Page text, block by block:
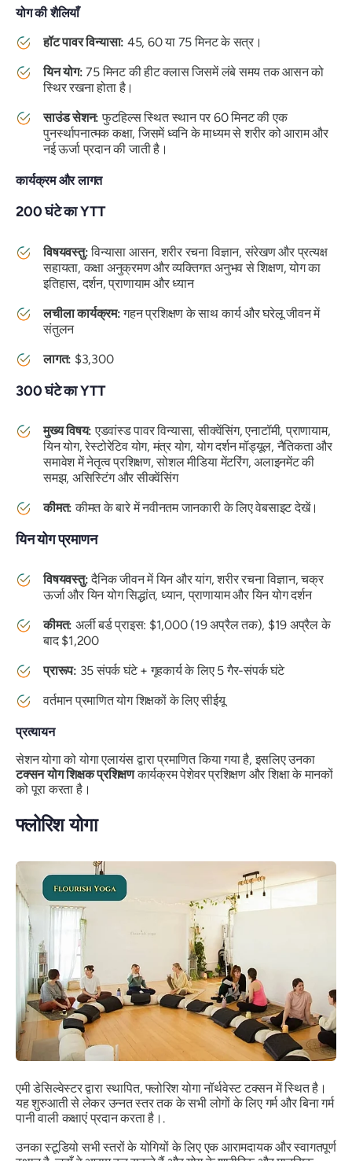
योग की शैलियाँ
हॉट पावर विन्यासा: 45, 60 या 75 मिनट के सत्र।
यिन योग: 75 मिनट की हीट क्लास जिसमें लंबे समय तक आसन को
स्थिर रखना होता है।
साउंड सेशन:फुटहिल्स स्थित स्थान पर 60 मिनट की एक
पुनर्स्थापनात्मक कक्षा, जिसमें ध्वनि के माध्यम से शरीर को आराम और
नई ऊर्जा प्रदान की जाती है।
कार्यक्रम और लागत
200 घंटे का YTT
विषयवस्तु:विन्यासा आसन, शरीर रचना विज्ञान, संरेखण और प्रत्यक्ष
सहायता, कक्षा अनुक्रमण और व्यक्तिगत अनुभव से शिक्षण, योग का
इतिहास, दर्शन, प्राणायाम और ध्यान
लचीला कार्यक्रम:गहन प्रशिक्षण के साथ कार्य और घरेलू जीवन में
संतुलन
लागत: $3,300
300 घंटे का YTT
मुख्य विषय:एडवांस्ड पावर विन्यासा, सीक्वेंसिंग, एनाटॉमी, प्राणायाम,
यिन योग, रेस्टोरेटिव योग, मंत्र योग, योग दर्शन मॉड्यूल, नैतिकता और
समावेश में नेतृत्व प्रशिक्षण, सोशल मीडिया मेंटरिंग, अलाइनमेंट की
समझ, असिस्टिंग और सीक्वेंसिंग
कीमत: कीमत के बारे में नवीनतम जानकारी के लिए वेबसाइट देखें।
यिन योग प्रमाणन
विषयवस्तु:दैनिक जीवन में यिन और यांग, शरीर रचना विज्ञान, चक्र
ऊर्जा और यिन योग सिद्धांत, ध्यान, प्राणायाम और यिन योग दर्शन
कीमत: अर्ली बर्ड प्राइस: $1,000 (19 अप्रैल तक), $19 अप्रैल के
बाद $1,200
प्रारूप: 35 संपर्क घंटे + गृहकार्य के लिए 5 गैर-संपर्क घंटे
वर्तमान प्रमाणित योग शिक्षकों के लिए सीईयू
प्रत्यायन
सेशन योगा को योगा एलायंस द्वारा प्रमाणित किया गया है, इसलिए उनका
टक्सन योग शिक्षक प्रशिक्षणकार्यक्रम पेशेवर प्रशिक्षण और शिक्षा के मानकों
को पूरा करता है।
फ्लोरिश योगा
एमी डेसिल्वेस्टर द्वारा स्थापित, फ्लोरिश योगा नॉर्थवेस्ट टक्सन में स्थित है।
यह शुरुआती से लेकर उन्नत स्तर तक के सभी लोगों के लिए गर्म और बिना गर्म
पानी वाली कक्षाएं प्रदान करता है।.
उनका स्टूडियो सभी स्तरों के योगियों के लिए एक आरामदायक और स्वागतपूर्ण